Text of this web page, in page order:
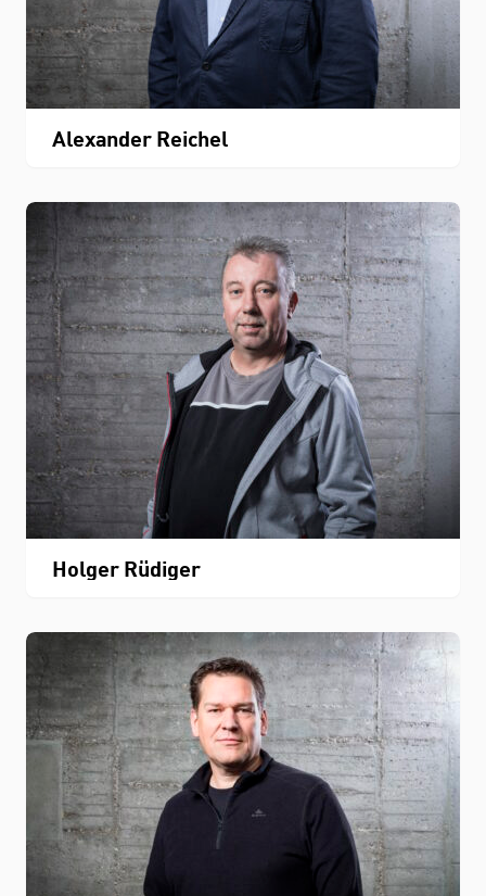
Alexander Reichel
Holger Rüdiger